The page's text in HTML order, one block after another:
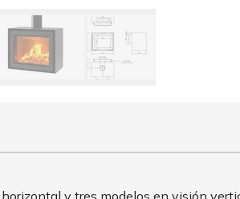
y tres modelos en visión